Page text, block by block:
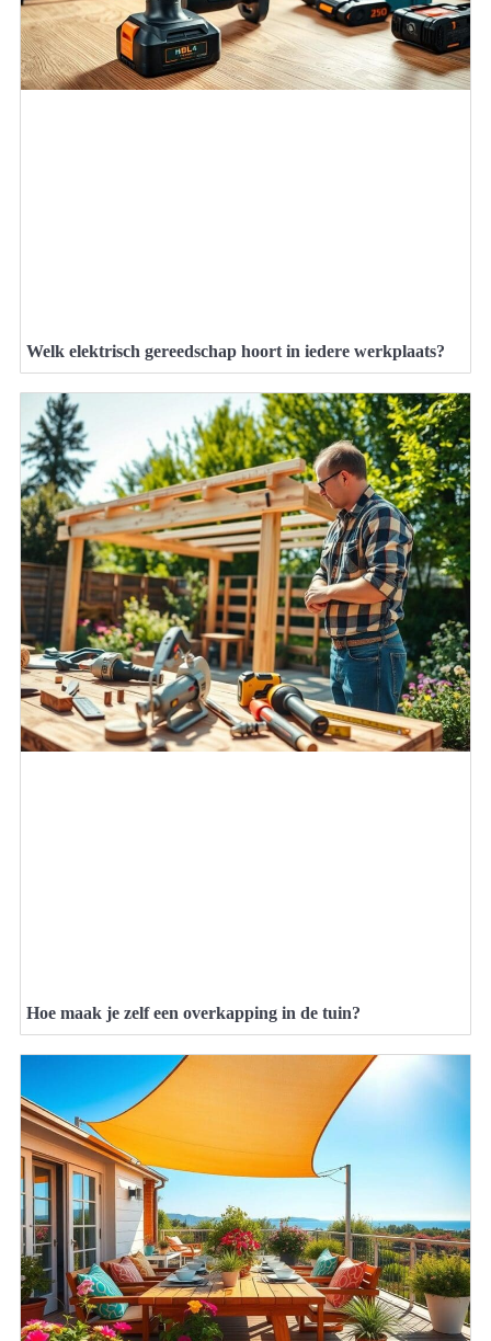
Welk elektrisch gereedschap hoort in iedere werkplaats?
Hoe maak je zelf een overkapping in de tuin?